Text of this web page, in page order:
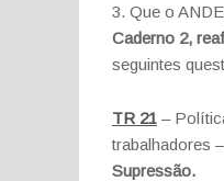
3. Que o
Caderno 2,
seguintes
TR 21 –
trabalhadores
Supressão.